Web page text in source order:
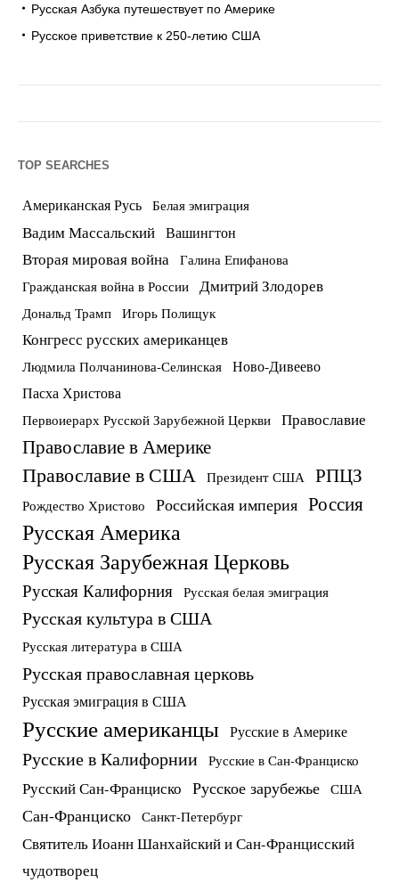
Русская Азбука путешествует по Америке
Русское приветствие к 250-летию США
TOP SEARCHES
Американская Русь Белая эмиграция
Вадим Массальский Вашингтон
Вторая мировая война Галина Епифанова
Гражданская война в России Дмитрий Злодорев
Дональд Трамп Игорь Полищук
Конгресс русских американцев
Людмила Полчанинова-Селинская Ново-Дивеево
Пасха Христова
Первоиерарх Русской Зарубежной Церкви Православие
Православие в Америке
Православие в США Президент США РПЦЗ
Рождество Христово Российская империя Россия
Русская Америка
Русская Зарубежная Церковь
Русская Калифорния Русская белая эмиграция
Русская культура в США
Русская литература в США
Русская православная церковь
Русская эмиграция в США
Русские американцы Русские в Америке
Русские в Калифорнии Русские в Сан-Франциско
Русский Сан-Франциско Русское зарубежье США
Сан-Франциско Санкт-Петербург
Святитель Иоанн Шанхайский и Сан-Францисский
чудотворец